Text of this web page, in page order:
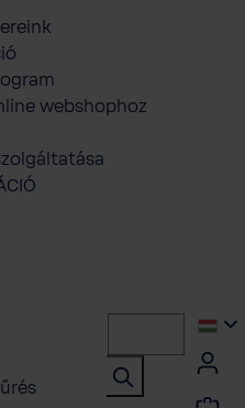
webshophoz